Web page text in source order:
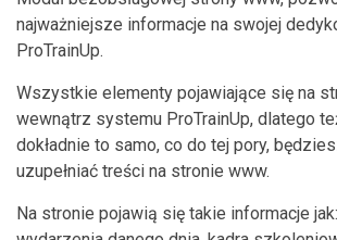
najważniejsze informacje na swojej
ProTrainUp.
Wszystkie elementy pojawiające się na
wewnątrz systemu ProTrainUp, dlatego
dokładnie to samo, co do tej pory,
uzupełniać treści na stronie www.
Na stronie pojawią się takie informacje